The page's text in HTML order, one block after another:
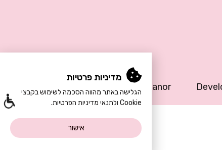
Design by Meital Manor
מדיניות פרטיות
הגלישה באתר מהווה הסכמה לשימוש בקבצי
Cookie ולתנאי מדיניות הפרטיות.
אישור